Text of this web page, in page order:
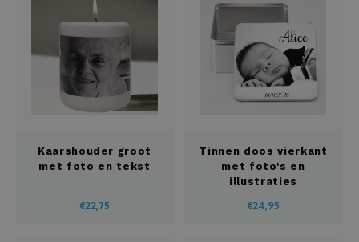
Kaarshouder groot
met foto en tekst
€22,75
Tinnen doos vierkant
met foto's en
illustraties
€24,95